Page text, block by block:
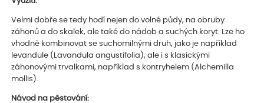
Velmi dobře se tedy hodí nejen do volné půdy, na obruby
záhonů a do skalek, ale také do nádob a suchých koryt. Lze ho
vhodně kombinovat se suchomilnými druh, jako je například
levandule (Lavandula angustifolia), ale i s klasickými
záhonovými trvalkami, například s kontryhelem (Alchemilla
mollis).
Návod na pěstování: